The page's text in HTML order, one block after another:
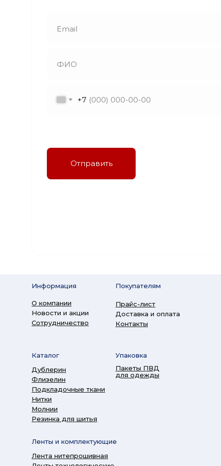
+7
Отправить
Информация
О компании
Новости и акции
Сотрудничество
Покупателям
Прайс-лист
Доставка и оплата
Контакты
Каталог
Дублерин
Флизелин
Подкладочные ткани
Нитки
Молнии
Резинка для шитья
Ленты и комплектующие
Лента нитепрошивная
Упаковка
Пакеты ПВД
для одежды